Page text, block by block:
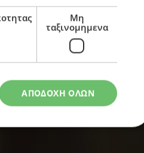
η καρδιά της
Μη
ταξινομημενα
ΑΠΟΔΟΧΗ ΟΛΩΝ